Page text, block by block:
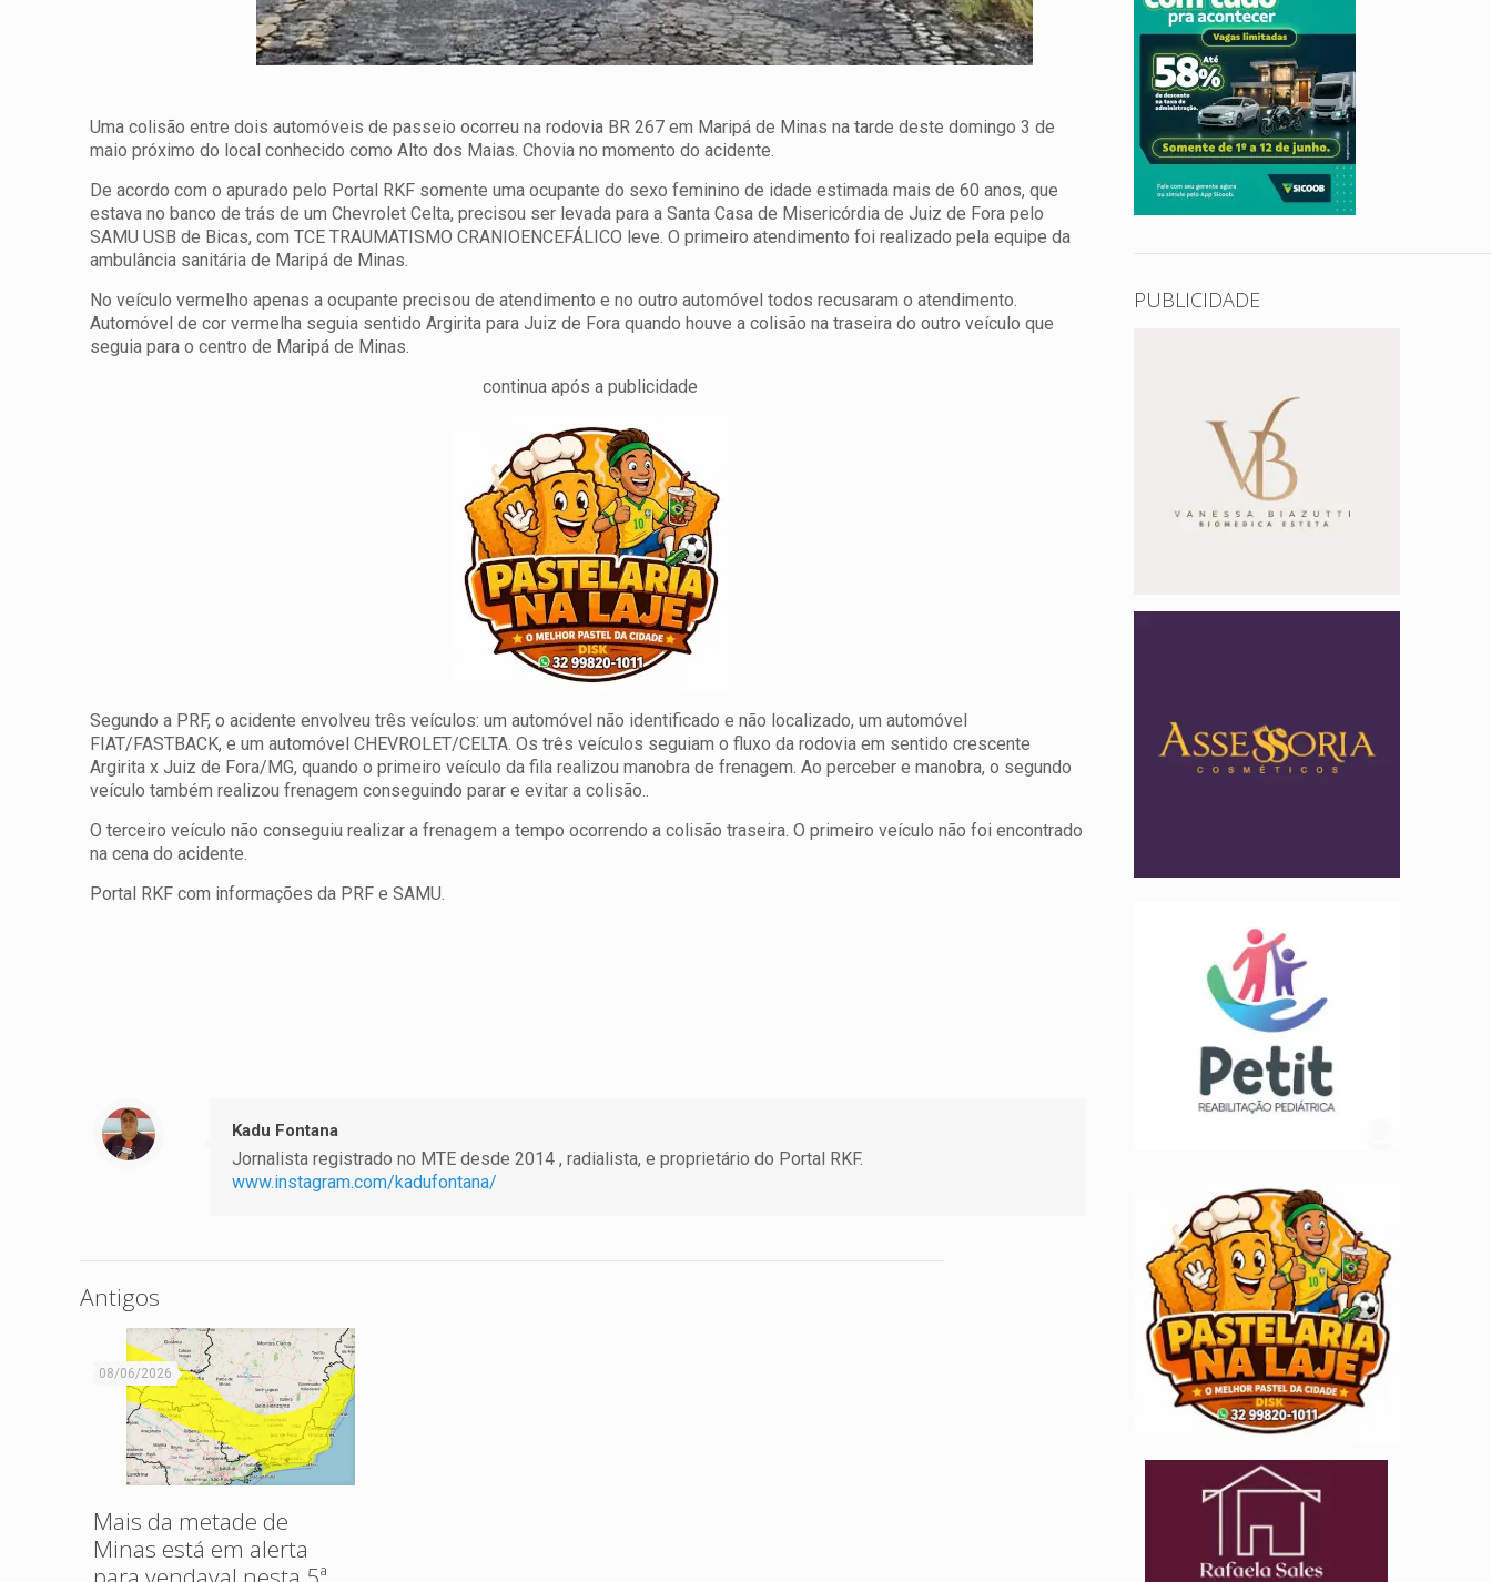
Uma colisão entre dois automóveis de passeio ocorreu na rodovia BR 267 em Maripá de Minas na tarde deste domingo 3 de
maio próximo do local conhecido como Alto dos Maias. Chovia no momento do acidente.
De acordo com o apurado pelo Portal RKF somente uma ocupante do sexo feminino de idade estimada mais de 60 anos, que
estava no banco de trás de um Chevrolet Celta, precisou ser levada para a Santa Casa de Misericórdia de Juiz de Fora pelo
SAMU USB de Bicas, com TCE TRAUMATISMO CRANIOENCEFÁLICO leve. O primeiro atendimento foi realizado pela equipe da
ambulância sanitária de Maripá de Minas.
No veículo vermelho apenas a ocupante precisou de atendimento e no outro automóvel todos recusaram o atendimento.
Automóvel de cor vermelha seguia sentido Argirita para Juiz de Fora quando houve a colisão na traseira do outro veículo que
seguia para o centro de Maripá de Minas.
continua após a publicidade
Segundo a PRF, o acidente envolveu três veículos: um automóvel não identificado e não localizado, um automóvel
FIAT/FASTBACK, e um automóvel CHEVROLET/CELTA. Os três veículos seguiam o fluxo da rodovia em sentido crescente
Argirita x Juiz de Fora/MG, quando o primeiro veículo da fila realizou manobra de frenagem. Ao perceber e manobra, o segundo
veículo também realizou frenagem conseguindo parar e evitar a colisão..
O terceiro veículo não conseguiu realizar a frenagem a tempo ocorrendo a colisão traseira. O primeiro veículo não foi encontrado
na cena do acidente.
Portal RKF com informações da PRF e SAMU.
Kadu Fontana
Jornalista registrado no MTE desde 2014 , radialista, e proprietário do Portal RKF.
www.instagram.com/kadufontana/
Antigos
08/06/2026
Mais da metade de
Minas está em alerta
PUBLICIDADE